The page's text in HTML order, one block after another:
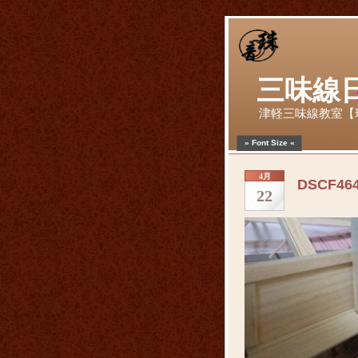
三味線
津軽三味線教室
» Font Size «
4月
22